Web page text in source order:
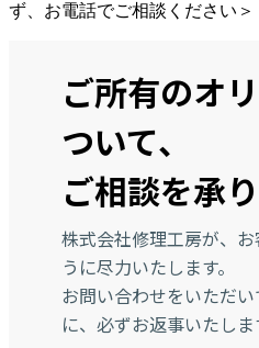
ず、お電話でご相談ください＞